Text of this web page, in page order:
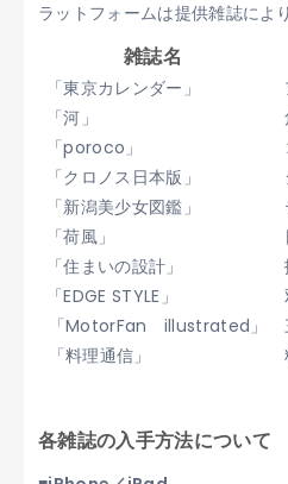
ラットフォームは提供雑誌によ
雑誌名
「東京カレンダー」
「河」
「poroco」
「クロノス日本版」
「新潟美少女図鑑」
「荷風」
「住まいの設計」
「EDGE STYLE」
「MotorFan illustrated」
「料理通信」
各雑誌の入手方法について